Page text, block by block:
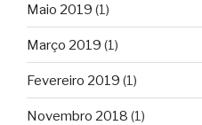
Maio 2019 (1)
Março 2019 (1)
Fevereiro 2019 (1)
Novembro 2018 (1)